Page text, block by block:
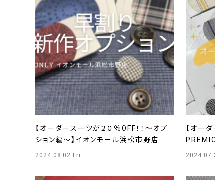
【オーダースーツが２０％OFF！！～オプ
ション編～】イオンモール浜松市野店
2024.08.02 Fri
【オー